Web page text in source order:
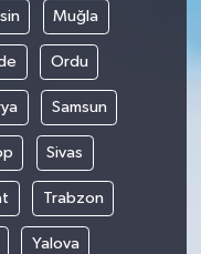
Muğla
Ordu
Samsun
Sivas
Trabzon
Yalova